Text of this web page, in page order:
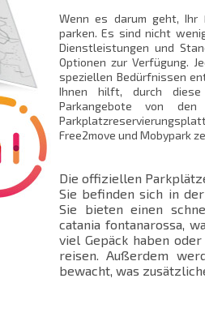
Wenn es darum geht, Ihr
parken. Es sind nicht
Dienstleistungen und
Optionen zur Verfügung.
speziellen Bedürfnissen
Ihnen hilft, durch
Parkangebote von
Free2move und Mobypark
Die offiziellen
Sie befinden sich in
Sie bieten einen
catania fontanarossa,
viel Gepäck haben
reisen. Außerdem
bewacht, was